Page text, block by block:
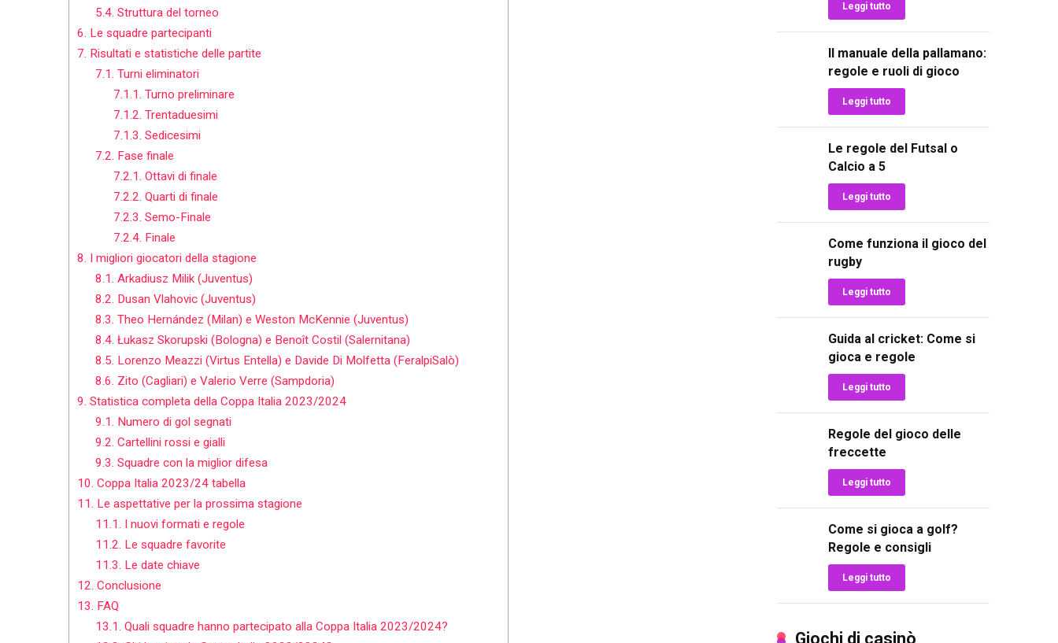
5.4. Struttura del torneo
6. Le squadre partecipanti
7. Risultati e statistiche delle partite
7.1. Turni eliminatori
7.1.1. Turno preliminare
7.1.2. Trentaduesimi
7.1.3. Sedicesimi
7.2. Fase finale
7.2.1. Ottavi di finale
7.2.2. Quarti di finale
7.2.3. Semo-Finale
7.2.4. Finale
8. I migliori giocatori della stagione
8.1. Arkadiusz Milik (Juventus)
8.2. Dusan Vlahovic (Juventus)
8.3. Theo Hernández (Milan) e Weston McKennie (Juventus)
8.4. Łukasz Skorupski (Bologna) e Benoît Costil (Salernitana)
8.5. Lorenzo Meazzi (Virtus Entella) e Davide Di Molfetta (FeralpiSalò)
8.6. Zito (Cagliari) e Valerio Verre (Sampdoria)
9. Statistica completa della Coppa Italia 2023/2024
9.1. Numero di gol segnati
9.2. Cartellini rossi e gialli
9.3. Squadre con la miglior difesa
10. Coppa Italia 2023/24 tabella
11. Le aspettative per la prossima stagione
11.1. I nuovi formati e regole
11.2. Le squadre favorite
11.3. Le date chiave
12. Conclusione
13. FAQ
13.1. Quali squadre hanno partecipato alla Coppa Italia 2023/2024?
Leggi tutto
Il manuale della pallamano:
regole e ruoli di gioco
Leggi tutto
Le regole del Futsal o
Calcio a 5
Leggi tutto
Come funziona il gioco del
rugby
Leggi tutto
Guida al cricket: Come si
gioca e regole
Leggi tutto
Regole del gioco delle
freccette
Leggi tutto
Come si gioca a golf?
Regole e consigli
Leggi tutto
Giochi di casinò